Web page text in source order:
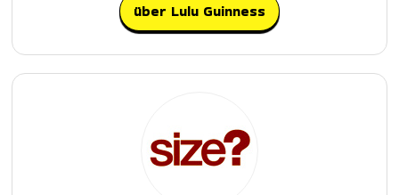
über Lulu Guinness